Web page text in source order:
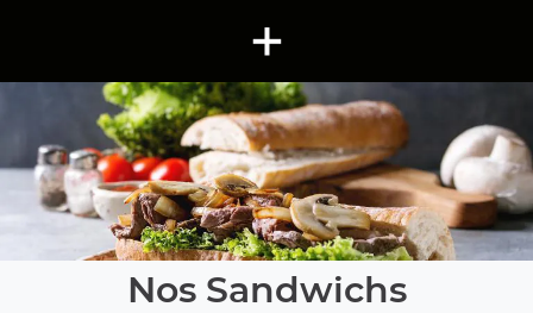
+
Nos Sandwichs